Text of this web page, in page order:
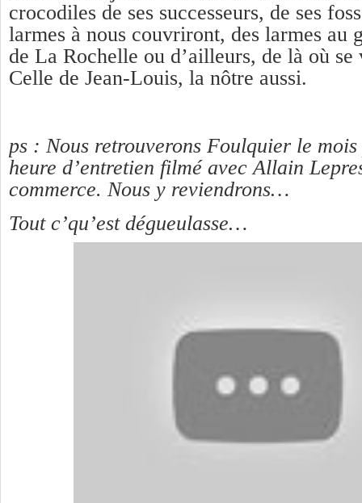
crocodiles de ses successeurs, de ses
larmes à nous couvriront, des larmes au
de La Rochelle ou d’ailleurs, de là où se
Celle de Jean-Louis, la nôtre aussi.
ps : Nous retrouverons Foulquier le
heure d’entretien filmé avec Allain
commerce. Nous y reviendrons…
Tout c’qu’est dégueulasse…